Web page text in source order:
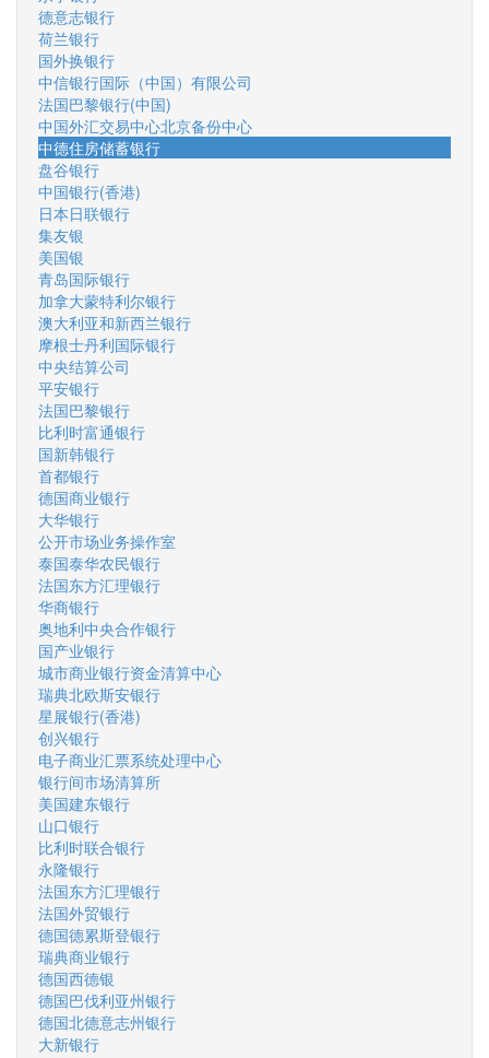
德意志银行
荷兰银行
国外换银行
中信银行国际（中国）有限公司
法国巴黎银行(中国)
中国外汇交易中心北京备份中心
中德住房储蓄银行
盘谷银行
中国银行(香港)
日本日联银行
集友银
美国银
青岛国际银行
加拿大蒙特利尔银行
澳大利亚和新西兰银行
摩根士丹利国际银行
中央结算公司
平安银行
法国巴黎银行
比利时富通银行
国新韩银行
首都银行
德国商业银行
大华银行
公开市场业务操作室
泰国泰华农民银行
法国东方汇理银行
华商银行
奥地利中央合作银行
国产业银行
城市商业银行资金清算中心
瑞典北欧斯安银行
星展银行(香港)
创兴银行
电子商业汇票系统处理中心
银行间市场清算所
美国建东银行
山口银行
比利时联合银行
永隆银行
法国东方汇理银行
法国外贸银行
德国德累斯登银行
瑞典商业银行
德国西德银
德国巴伐利亚州银行
德国北德意志州银行
大新银行